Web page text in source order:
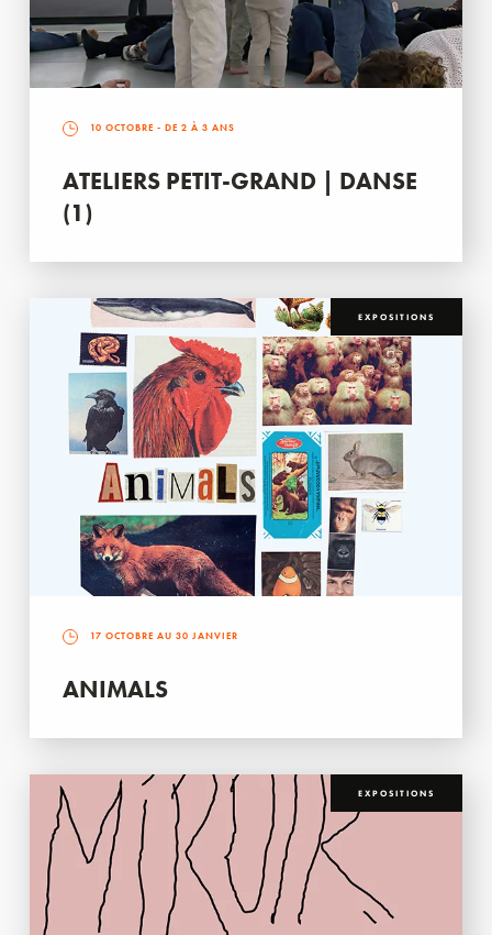
10 OCTOBRE - DE 2 À 3 ANS
ATELIERS PETIT-GRAND | DANSE
(1)
EXPOSITIONS
17 OCTOBRE AU 30 JANVIER
ANIMALS
EXPOSITIONS